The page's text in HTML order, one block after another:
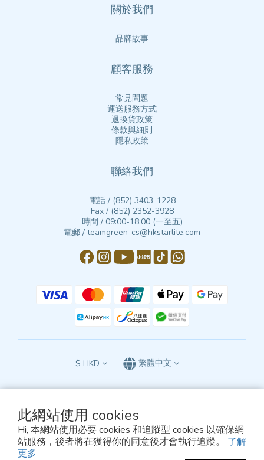
此網站使用 cookies
Hi, 本網站使用必要 cookies 和追蹤型 cookies 以確保網
站服務，後者將在獲得你的同意後才會執行追蹤。 了解
更多
關於我們
品牌故事
顧客服務
常見問題
運送服務方式
退換貨政策
條款與細則
隱私政策
聯絡我們
電話 / (852) 3403-1228
Fax / (852) 2352-3928
時間 / 09:00-18:00 (一至五)
電郵 / teamgreen-cs@hkstarlite.com
$ HKD 繁體中文
本網站所有條款及細則受中華人民共和國香港特別行政區香港法院的專屬司法管轄，
須依照香港法律解釋